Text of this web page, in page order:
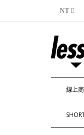
NT
線上